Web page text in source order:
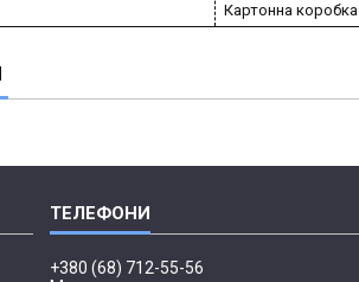
Картонна коробка
+380 (68) 712-55-56